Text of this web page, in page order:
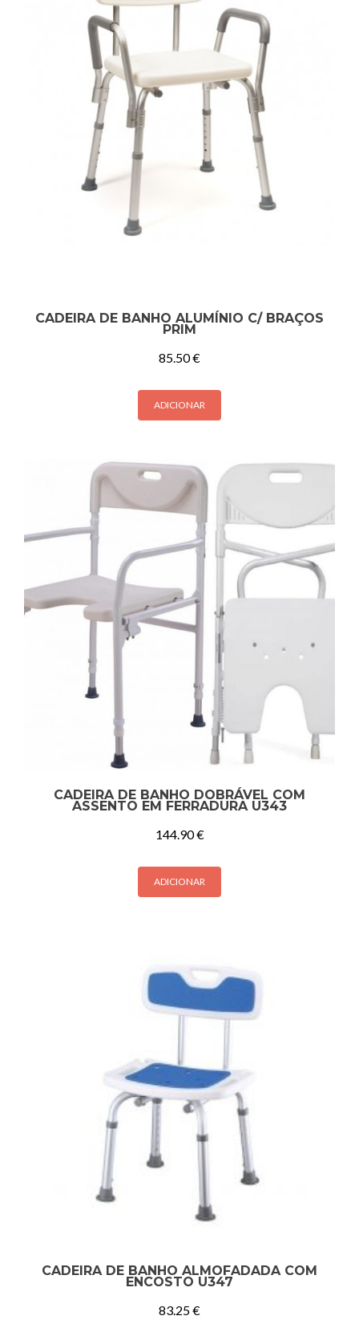
CADEIRA DE BANHO ALUMÍNIO C/ BRAÇOS
PRIM
85.50€
ADICIONAR
CADEIRA DE BANHO DOBRÁVEL COM
ASSENTO EM FERRADURA U343
144.90€
ADICIONAR
CADEIRA DE BANHO ALMOFADADA COM
ENCOSTO U347
83.25€